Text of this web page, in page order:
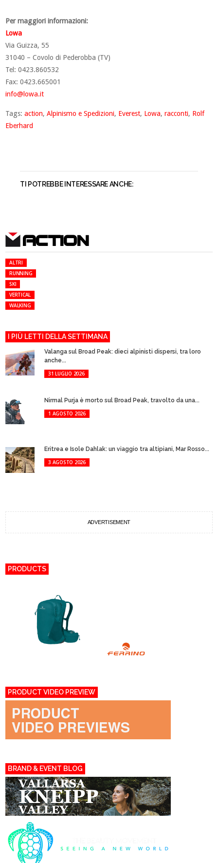
Per maggiori informazioni:
Lowa
Via Guizza, 55
31040 – Covolo di Pederobba (TV)
Tel: 0423.860532
Fax: 0423.665001
info@lowa.it
Tags:action,Alpinismo e Spedizioni, Everest, Lowa,racconti, Rolf
Eberhard
TI POTREBBE INTERESSARE ANCHE:
ACTION
ALTRI
RUNNING
SKI
VERTICAL
WALKING
I PIÙ LETTI DELLA SETTIMANA
Valanga sul Broad Peak: dieci alpinisti dispersi, tra loro
anche...
31 LUGLIO 2026
Nirmal Purja è morto sul Broad Peak, travolto da una...
1 AGOSTO 2026
Eritrea e Isole Dahlak: un viaggio tra altipiani, Mar Rosso...
3 AGOSTO 2026
ADVERTISEMENT
PRODUCTS
PRODUCT VIDEO PREVIEW
BRAND & EVENT BLOG